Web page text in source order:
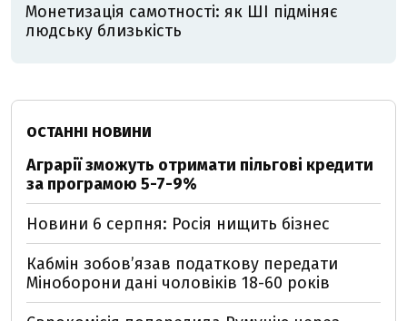
Монетизація самотності: як ШІ підміняє
людську близькість
ОСТАННІ НОВИНИ
Аграрії зможуть отримати пільгові кредити
за програмою 5-7-9%
Новини 6 серпня: Росія нищить бізнес
Кабмін зобовʼязав податкову передати
Міноборони дані чоловіків 18-60 років